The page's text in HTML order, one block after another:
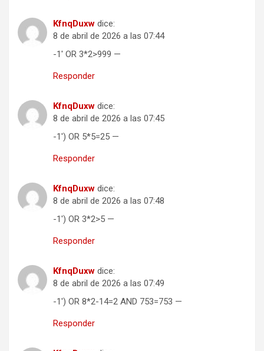
KfnqDuxw dice:
8 de abril de 2026 a las 07:44
-1′ OR 3*2>999 —
Responder
KfnqDuxw dice:
8 de abril de 2026 a las 07:45
-1′) OR 5*5=25 —
Responder
KfnqDuxw dice:
8 de abril de 2026 a las 07:48
-1′) OR 3*2>5 —
Responder
KfnqDuxw dice:
8 de abril de 2026 a las 07:49
-1′) OR 8*2-14=2 AND 753=753 —
Responder